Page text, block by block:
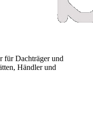
für Dachträger und
Händler und